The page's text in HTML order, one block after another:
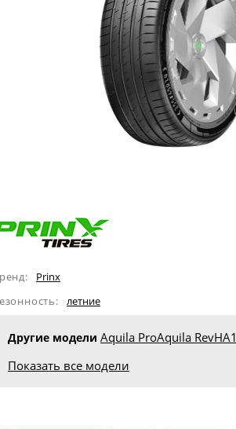
Prinx
летние
Другие модели Aquila ProAquila RevHA1
Показать все модели